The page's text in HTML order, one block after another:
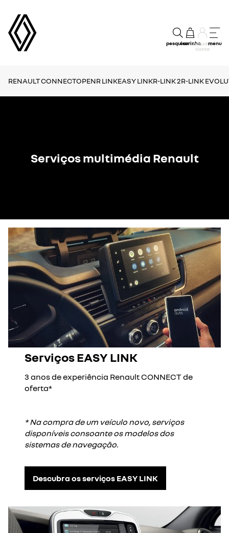
pesquisarcarrinhoa minha
conta
menu
RENAULT CONNECTOPENR LINKEASY LINKR-LINK 2R-LINK
Serviços multimédia Renault
Serviços EASY LINK
3 anos de experiência Renault CONNECT de
oferta*
* Na compra de um veículo novo, serviços
disponíveis consoante os modelos dos
sistemas de navegação.
Descubra os serviços EASY LINK